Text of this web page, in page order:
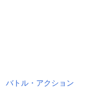
バトル・アクション